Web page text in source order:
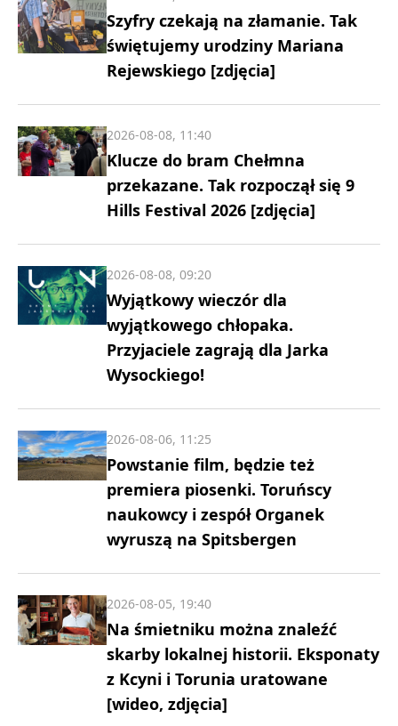
Szyfry czekają na złamanie. Tak
świętujemy urodziny Mariana
Rejewskiego [zdjęcia]
Klucze do bram Chełmna
przekazane. Tak rozpoczął się 9
Hills Festival 2026 [zdjęcia]
2026-08-08, 11:40
Wyjątkowy wieczór dla
wyjątkowego chłopaka.
Przyjaciele zagrają dla Jarka
Wysockiego!
2026-08-08, 09:20
Powstanie film, będzie też
premiera piosenki. Toruńscy
naukowcy i zespół Organek
wyruszą na Spitsbergen
2026-08-06, 11:25
Na śmietniku można znaleźć
skarby lokalnej historii. Eksponaty
z Kcyni i Torunia uratowane
[wideo, zdjęcia]
2026-08-05, 19:40